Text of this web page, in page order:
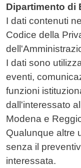
Dipartimento di
I dati contenuti
Codice della
I dati sono
eventi,
funzioni
dall'interessato
Modena e
Qualunque altre
senza il
interessata.